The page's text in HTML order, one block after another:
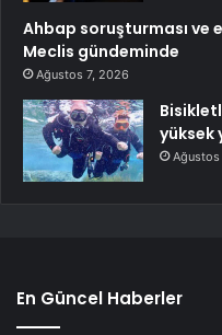
Ahbap soruşturması ve
Meclis gündeminde
Ağustos 7, 2026
yüksek
En Güncel Haberler